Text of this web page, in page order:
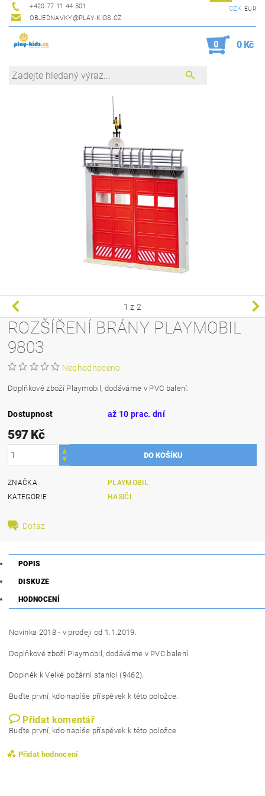
+420 77 11 44 501
OBJEDNAVKY@PLAY-KIDS.CZ
CZK EUR
0 0 Kč
1 z 2
ROZŠÍŘENÍ BRÁNY PLAYMOBIL
9803
Neohodnoceno
Doplňkové zboží Playmobil, dodáváme v PVC balení.
Dostupnost až 10 prac. dní
597 Kč
ZNAČKA
PLAYMOBIL
KATEGORIE
HASIČI
Dotaz
POPIS
DISKUZE
HODNOCENÍ
Novinka 2018 - v prodeji od 1.1.2019.
Doplňkové zboží Playmobil, dodáváme v PVC balení.
Doplněk k Velké požární stanici (9462).
Buďte první, kdo napíše příspěvek k této položce.
Přidat komentář
Buďte první, kdo napíše příspěvek k této položce.
Přidat hodnocení